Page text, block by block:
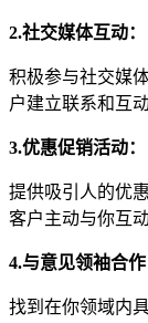
2.社交媒体互动：
积极参与社交媒
户建立联系和互
3.优惠促销活动：
提供吸引人的优
客户主动与你互
4.与意见领袖合作
找到在你领域内